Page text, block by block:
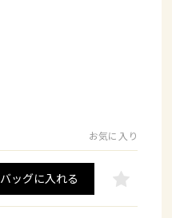
お気に入り
バッグに入れる